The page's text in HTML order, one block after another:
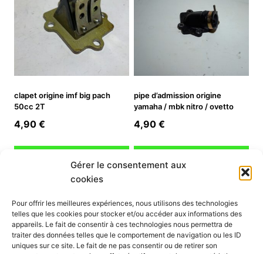
Gérer le consentement aux
cookies
Pour offrir les meilleures expériences, nous utilisons des technologies
telles que les cookies pour stocker et/ou accéder aux informations des
appareils. Le fait de consentir à ces technologies nous permettra de
traiter des données telles que le comportement de navigation ou les ID
uniques sur ce site. Le fait de ne pas consentir ou de retirer son
clapet origine imf big pach
50cc 2T
4,90 €
pipe d’admission origine
yamaha / mbk nitro / ovetto
4,90 €
INFORMATION
Mon compte
Nous contacter
Mode paiement